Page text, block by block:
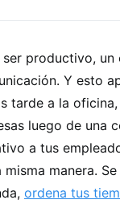
ser productivo,
Y esto
tarde a la
luego de una
a tus
misma manera.
ordena tus